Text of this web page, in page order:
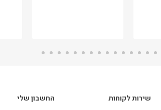
שירות לקוחות החשבון שלי